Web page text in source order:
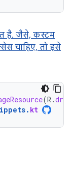
है. जैसे, कस्टम
चाहिए, तो इसे
(R .
. kt